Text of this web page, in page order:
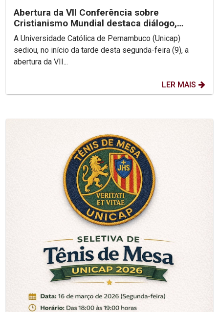
Abertura da VII Conferência sobre
Cristianismo Mundial destaca diálogo,
diversidade religiosa e...
A Universidade Católica de Pernambuco (Unicap)
sediou, no início da tarde desta segunda-feira (9), a
abertura da VII...
LER MAIS